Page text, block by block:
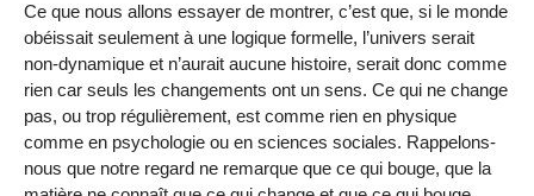
Ce que nous allons essayer de montrer, c’est que, si le monde
obéissait seulement à une logique formelle, l’univers serait
non-dynamique et n’aurait aucune histoire, serait donc comme
rien car seuls les changements ont un sens. Ce qui ne change
pas, ou trop régulièrement, est comme rien en physique
comme en psychologie ou en sciences sociales. Rappelons-
nous que notre regard ne remarque que ce qui bouge, que la